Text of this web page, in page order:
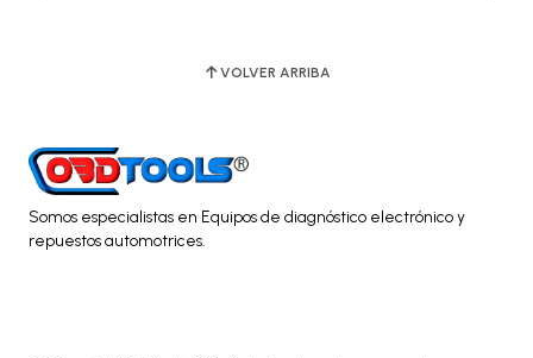
VOLVER ARRIBA
Somos especialistas en Equipos de diagnóstico electrónico y
repuestos automotrices.